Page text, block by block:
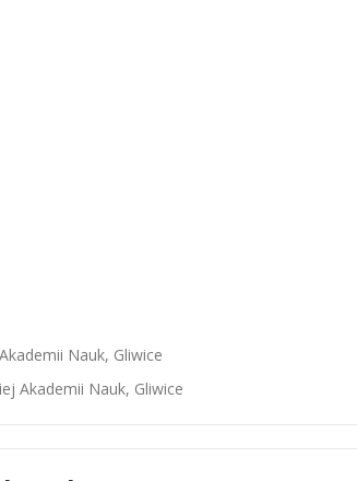
Nauk, Gliwice
Akademii Nauk, Gliwice